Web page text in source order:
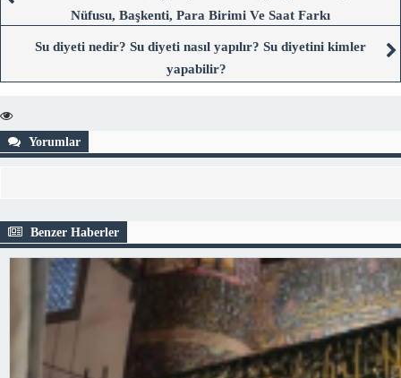
Nüfusu, Başkenti, Para Birimi Ve Saat Farkı
Su diyeti nedir? Su diyeti nasıl yapılır? Su diyetini kimler
yapabilir?
Yorumlar
Benzer Haberler